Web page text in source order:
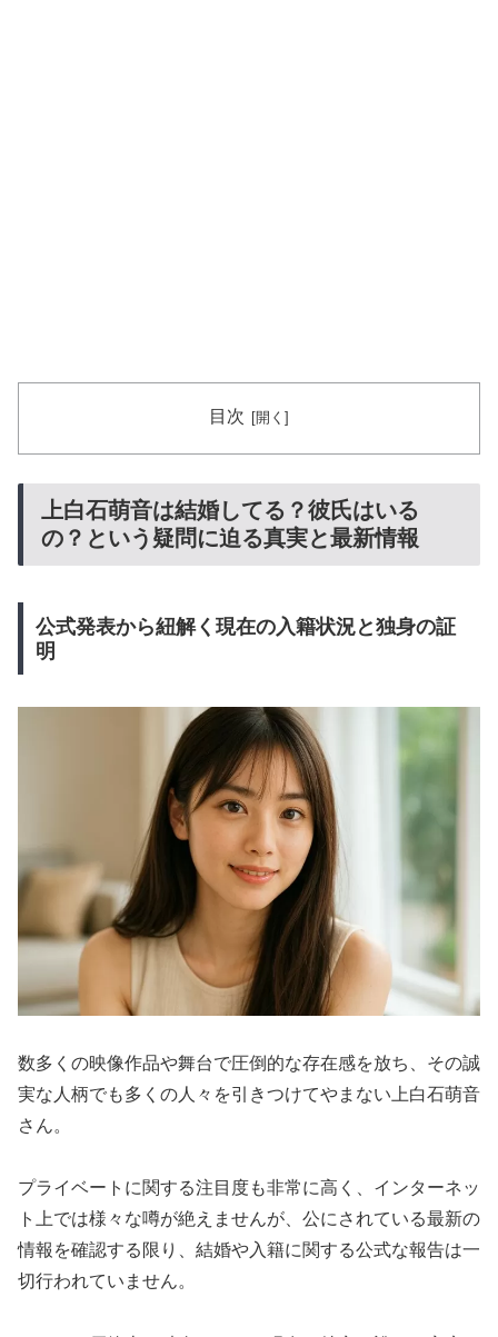
目次
上白石萌音は結婚してる？彼氏はいる
の？という疑問に迫る真実と最新情報
公式発表から紐解く現在の入籍状況と独身の証
明
数多くの映像作品や舞台で圧倒的な存在感を放ち、その誠
実な人柄でも多くの人々を引きつけてやまない上白石萌音
さん。
プライベートに関する注目度も非常に高く、インターネッ
ト上では様々な噂が絶えませんが、公にされている最新の
情報を確認する限り、結婚や入籍に関する公式な報告は一
切行われていません。